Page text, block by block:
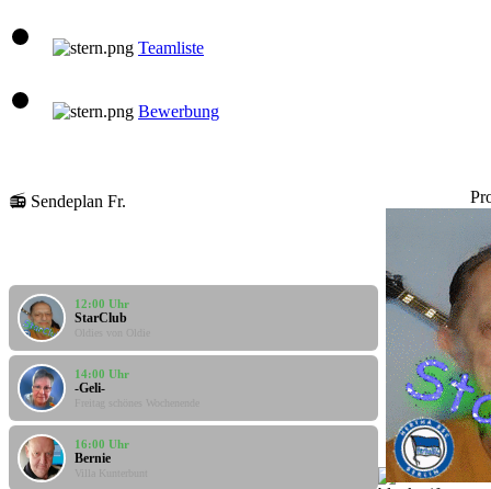
Teamliste
Bewerbung
📻 Sendeplan Fr.
StarClub
Oldies von Oldie
-Geli-
Freitag schönes Wochenende
Bernie
Villa Kunterbunt